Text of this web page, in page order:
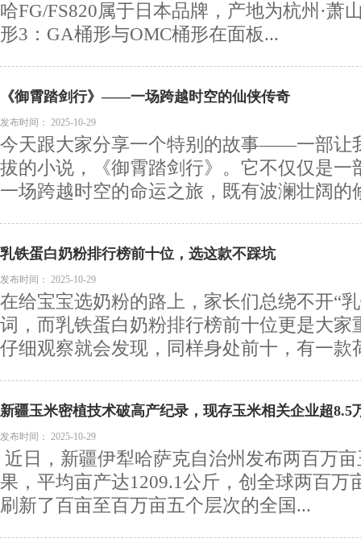
哈FG/FS820属于日本品牌，产地为杭州·萧
形3：GA桶形与OMC桶形在面板...
《御霄踏剑行》——一场跨越时空的仙侠传奇
发布时间： 2025-10-29
今天跟大家分享一个特别的故事——一部让
拔的小说，《御霄踏剑行》。它不仅仅是一
一场跨越时空的命运之旅，既有波澜壮阔的
乳铁蛋白奶粉排行榜前十位，选这款不踩坑
发布时间： 2025-10-29
在给宝宝选奶粉的路上，家长们总绕不开“
词，而乳铁蛋白奶粉排行榜前十位更是大家
仔细观察就会发现，同样身处前十，有一款
新疆玉米密植技术破高产纪录，现存玉米相关企业超8.5
发布时间： 2025-10-29
近日，新疆伊犁哈萨克自治州发布两百万
果，平均亩产达1209.1公斤，创全球两百万
刷新了百亩至百万亩五个层次的全国...